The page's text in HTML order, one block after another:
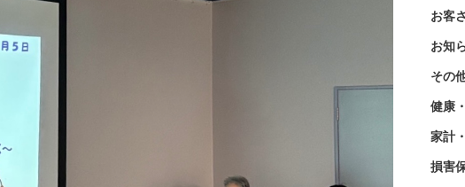
お客
お知
その
健康
家計
損害